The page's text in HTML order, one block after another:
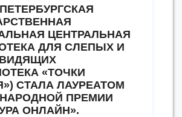
ЦЕНТРАЛЬНАЯ
ДЛЯ СЛЕПЫХ И
«ТОЧКИ
СТАЛА ЛАУРЕАТОМ
ПРЕМИИ
ОНЛАЙН».